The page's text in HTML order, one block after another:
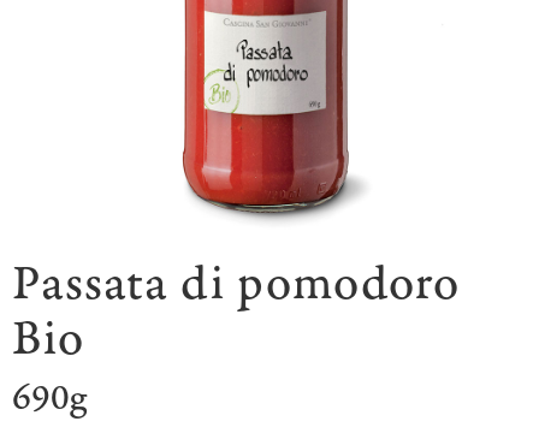
Passata di pomodoro
Bio
690g